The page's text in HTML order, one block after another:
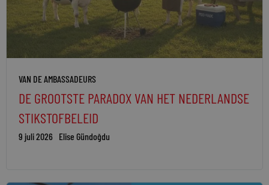
VAN DE AMBASSADEURS
DE GROOTSTE PARADOX VAN HET NEDERLANDSE
STIKSTOFBELEID
9 juli 2026 Elise Gündoğdu